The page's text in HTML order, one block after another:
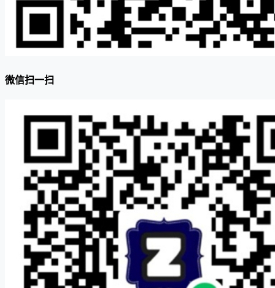
微信扫一扫